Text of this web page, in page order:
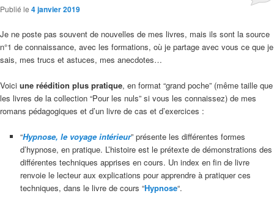
Publié le 4 janvier 2019
Je ne poste pas souvent de nouvelles de mes livres, mais ils sont la source
n°1 de connaissance, avec les formations, où je partage avec vous ce que je
sais, mes trucs et astuces, mes anecdotes…
Voici une réédition plus pratique, en format “grand poche” (même taille que
les livres de la collection “Pour les nuls” si vous les connaissez) de mes
romans pédagogiques et d’un livre de cas et d’exercices :
“Hypnose, le voyage intérieur” présente les différentes formes
d’hypnose, en pratique. L’histoire est le prétexte de démonstrations des
différentes techniques apprises en cours. Un index en fin de livre
renvoie le lecteur aux explications pour apprendre à pratiquer ces
techniques, dans le livre de cours “Hypnose“.